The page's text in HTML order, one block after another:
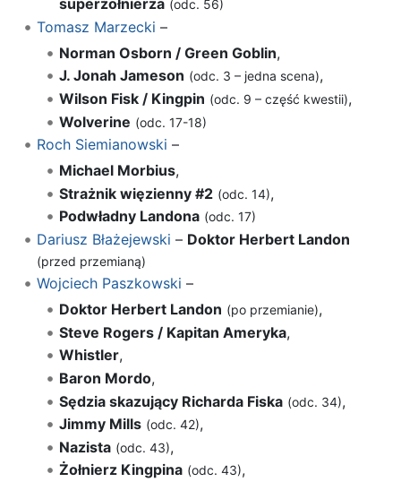
superżołnierza (odc. 56)
Tomasz Marzecki –
Norman Osborn / Green Goblin,
J. Jonah Jameson (odc. 3 – jedna scena),
Wilson Fisk / Kingpin (odc. 9 – część kwestii),
Wolverine (odc. 17-18)
Roch Siemianowski –
Michael Morbius,
Strażnik więzienny #2 (odc. 14),
Podwładny Landona (odc. 17)
Dariusz Błażejewski – Doktor Herbert Landon
(przed przemianą)
Wojciech Paszkowski –
Doktor Herbert Landon (po przemianie),
Steve Rogers / Kapitan Ameryka,
Whistler,
Baron Mordo,
Sędzia skazujący Richarda Fiska (odc. 34),
Jimmy Mills (odc. 42),
Nazista (odc. 43),
Żołnierz Kingpina (odc. 43),